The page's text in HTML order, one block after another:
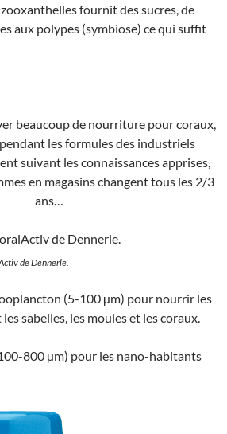
fournit des sucres, de
aux polypes (symbiose) ce qui suffit
beaucoup de nourriture pour coraux,
les formules des industriels
suivant les connaissances apprises,
en magasins changent tous les 2/3
ans…
de Dennerle.
(5-100 µm) pour nourrir les
sabelles, les moules et les coraux.
800 µm) pour les nano-habitants